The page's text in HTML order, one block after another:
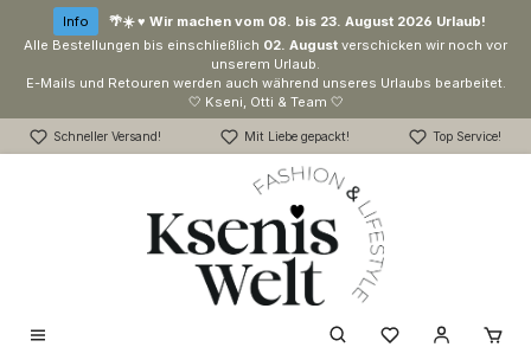
Zum Hauptinhalt springen
Info
🌴☀️ ♥ Wir machen vom 08. bis 23. August 2026 Urlaub!
Alle Bestellungen bis einschließlich 02. August verschicken wir noch vor
unserem Urlaub.
E-Mails und Retouren werden auch während unseres Urlaubs bearbeitet.
🤍 Kseni, Otti & Team 🤍
Schneller Versand! Mit Liebe gepackt! Top Service!
Du hast 0